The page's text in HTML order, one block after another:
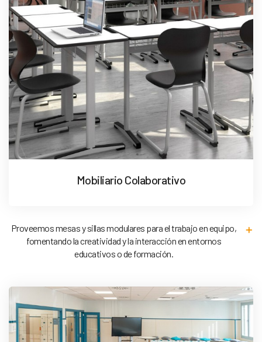
Mobiliario Colaborativo
Proveemos mesas y sillas modulares para el trabajo en equipo,
fomentando la creatividad y la interacción en entornos
educativos o de formación.